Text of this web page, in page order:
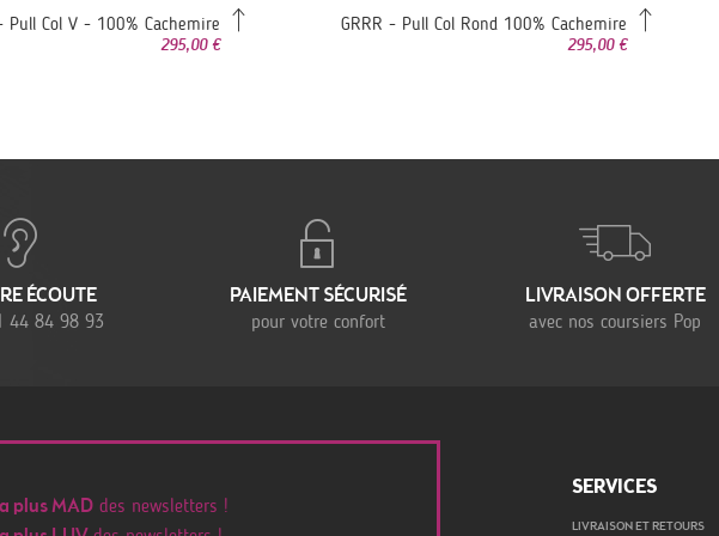
Pull Col V - 100% Cachemire
295,00 €
GRRR - Pull Col Rond 100% Cachemire
295,00 €
ÉCOUTE
44 84 98 93
PAIEMENT SÉCURISÉ
pour votre confort
LIVRAISON OFFERTE
avec nos coursiers Pop
plus MAD des newsletters !
SERVICES
LIVRAISON ET RETOURS